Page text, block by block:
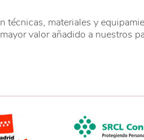
materiales y
valor añadido a nuestros